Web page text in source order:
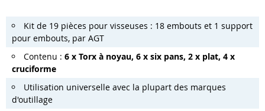
Kit de 19 pièces pour visseuses : 18 embouts et 1 support
pour embouts, par AGT
Contenu : 6 x Torx à noyau, 6 x six pans, 2 x plat, 4 x
cruciforme
Utilisation universelle avec la plupart des marques
d'outillage